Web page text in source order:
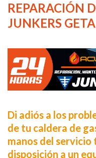
REPARACIÓN
JUNKERS
Di adiós a los
de tu caldera de
manos del servicio
disposición a un